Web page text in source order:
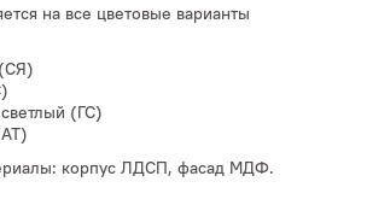
на все цветовые варианты
(ГС)
корпус ЛДСП, фасад МДФ.